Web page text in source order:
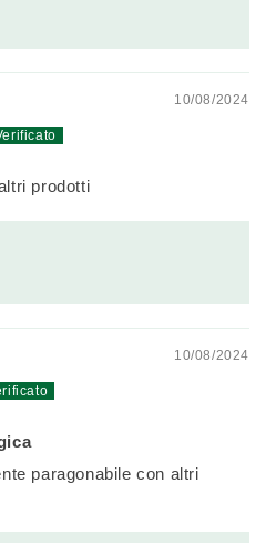
10/08/2024
prodotti
10/08/2024
paragonabile con altri